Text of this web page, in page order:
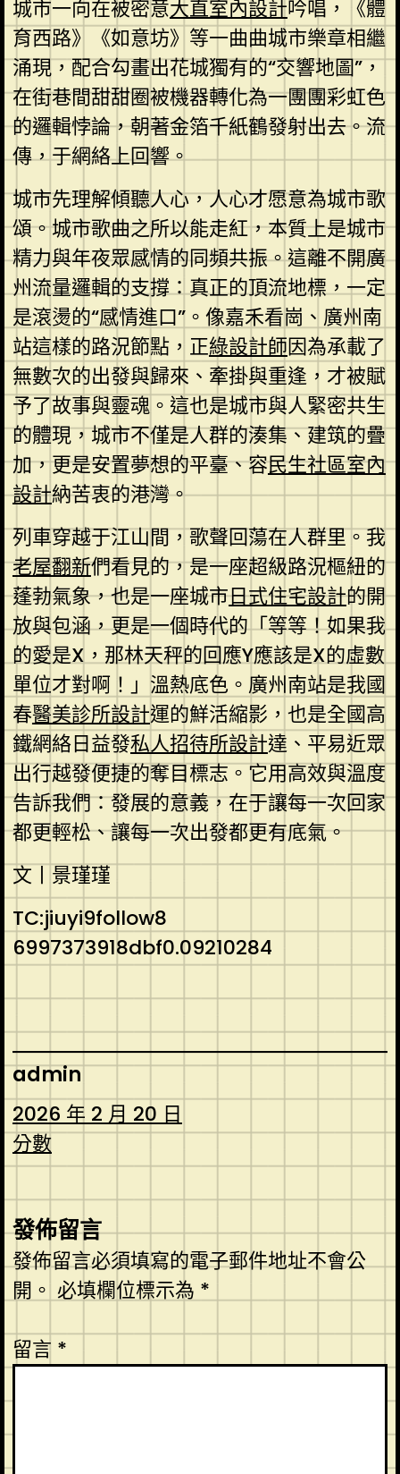
城市一向在被密意大直室內設計吟唱，《體
育西路》《如意坊》等一曲曲城市樂章相繼
涌現，配合勾畫出花城獨有的“交響地圖”，
在街巷間甜甜圈被機器轉化為一團團彩虹色
的邏輯悖論，朝著金箔千紙鶴發射出去。流
傳，于網絡上回響。
城市先理解傾聽人心，人心才愿意為城市歌
頌。城市歌曲之所以能走紅，本質上是城市
精力與年夜眾感情的同頻共振。這離不開廣
州流量邏輯的支撐：真正的頂流地標，一定
是滾燙的“感情進口”。像嘉禾看崗、廣州南
站這樣的路況節點，正綠設計師因為承載了
無數次的出發與歸來、牽掛與重逢，才被賦
予了故事與靈魂。這也是城市與人緊密共生
的體現，城市不僅是人群的湊集、建筑的疊
加，更是安置夢想的平臺、容民生社區室內
設計納苦衷的港灣。
列車穿越于江山間，歌聲回蕩在人群里。我
老屋翻新們看見的，是一座超級路況樞紐的
蓬勃氣象，也是一座城市日式住宅設計的開
放與包涵，更是一個時代的「等等！如果我
的愛是X，那林天秤的回應Y應該是X的虛數
單位才對啊！」溫熱底色。廣州南站是我國
春醫美診所設計運的鮮活縮影，也是全國高
鐵網絡日益發私人招待所設計達、平易近眾
出行越發便捷的奪目標志。它用高效與溫度
告訴我們：發展的意義，在于讓每一次回家
都更輕松、讓每一次出發都更有底氣。
文丨景瑾瑾
TC:jiuyi9follow8
6997373918dbf0.09210284
admin
2026 年 2 月 20 日
分數
發佈留言
發佈留言必須填寫的電子郵件地址不會公
開。 必填欄位標示為 *
留言 *